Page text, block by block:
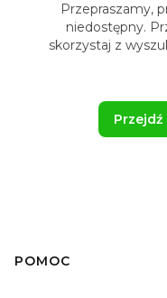
Przepraszamy,
niedostępny.
skorzystaj z
Linki w stopce
POMOC